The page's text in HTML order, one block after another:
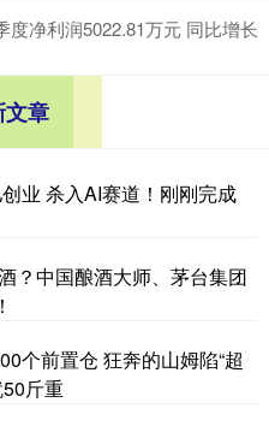
净利润5022.81万元 同比增长
章
业 杀入AI赛道！刚刚完成
？中国酿酒大师、茅台集团
个前置仓 狂奔的山姆陷“超
斤重